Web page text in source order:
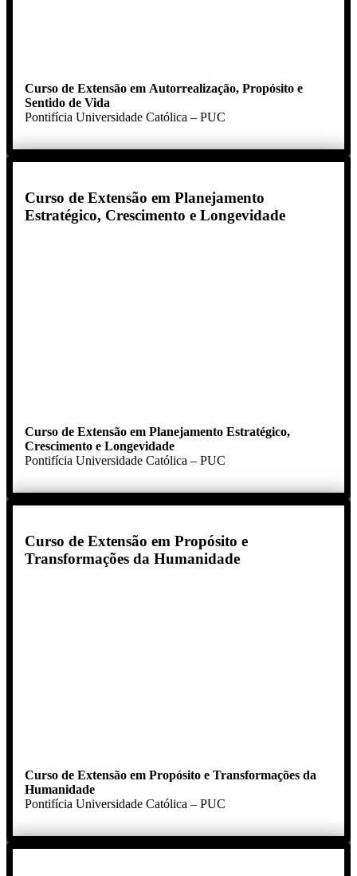
Curso de Extensão em Autorrealização, Propósito e
Sentido de Vida
Pontifícia Universidade Católica – PUC
Curso de Extensão em Planejamento
Estratégico, Crescimento e Longevidade
Curso de Extensão em Planejamento Estratégico,
Crescimento e Longevidade
Pontifícia Universidade Católica – PUC
Curso de Extensão em Propósito e
Transformações da Humanidade
Curso de Extensão em Propósito e Transformações da
Humanidade
Pontifícia Universidade Católica – PUC